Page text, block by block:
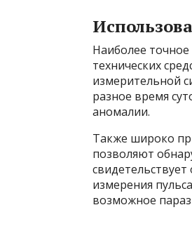
Наиболее
технических
измерительной
разное время
аномалии.
Также широко
позволяют
измерения
возможное